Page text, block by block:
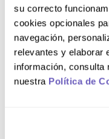
su correcto
cookies opcionales
navegación,
relevantes y elaborar
información, consulta
nuestra Política de
Aplicar sobre el
cubrir
cabelludo. Dejar
bien y secar el
recomienda peinar
liendres mientras
Cada 100 mL de